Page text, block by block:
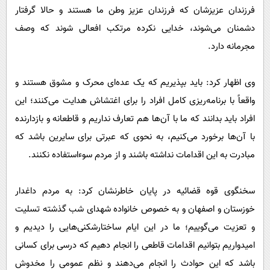
فرزندان عزیزشان که فرزندان عزیز وطن ما هستند و حالا گرفتار
دشمنان می‌شوند، خدایی نکرده مرتکب افعالی شوند که وصف
مجرمانه دارد.
وی اظهار کرد: باید بپذیریم که یک عده‌ای محرک و مشوق هستند و
واقعاً با برنامه‌ریزی کامل افراد را برای اغتشاش هدایت می‌کنند؛ این
افراد باید بدانند که ما با آن‌ها هم تعارف نداریم و قاطعانه و بازدارنده
با آن‌ها برخورد می‌کنیم، به نحوی که عبرتی برای سایرین باشد که
مبادرت به این اقدامات نداشته باشند و از مردم سوءاستفاده نکنند.
سخنگوی قوه قضائیه در پایان خاطرنشان کرد: به مردم داغدار
خوزستان و اصفهان و به خصوص خانواده شهدای شب گذشته تسلیت
و تعزیت می‌گوییم؛ ما در این ایام ساختارشکنی‌هایی را دیدیم و
امیدواریم بتوانیم اقدامات قاطعی را انجام دهیم که درسی برای کسانی
باشد که این حوادث را انجام می‌دهند و نظم عمومی را مخدوش